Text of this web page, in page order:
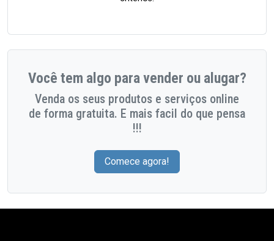
Você tem algo para vender ou alugar?
Venda os seus produtos e serviços online
de forma gratuita. E mais facil do que pensa
!!!
Comece agora!